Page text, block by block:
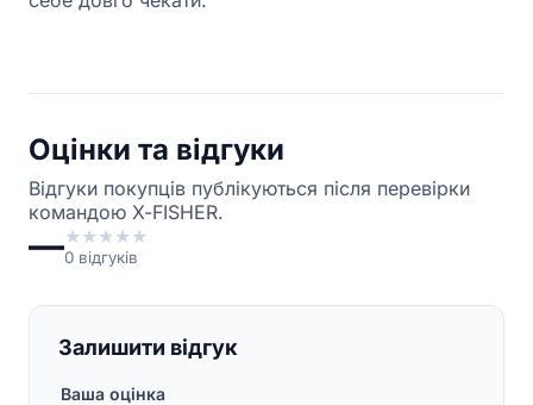
Оцінки та відгуки
Відгуки покупців публікуються після перевірки
командою X-FISHER.
—★★★★★
0 відгуків
Залишити відгук
Ваша оцінка